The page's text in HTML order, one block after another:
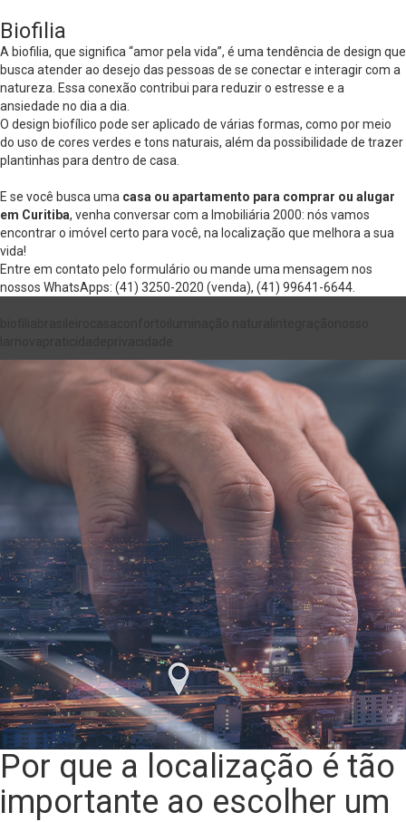
Biofilia
A biofilia, que significa “amor pela vida”, é uma tendência de design que
busca atender ao desejo das pessoas de se conectar e interagir com a
natureza. Essa conexão contribui para reduzir o estresse e a
ansiedade no dia a dia.
O design biofílico pode ser aplicado de várias formas, como por meio
do uso de cores verdes e tons naturais, além da possibilidade de trazer
plantinhas para dentro de casa.
E se você busca uma casa ou apartamento para comprar ou alugar
em Curitiba, venha conversar com a Imobiliária 2000: nós vamos
encontrar o imóvel certo para você, na localização que melhora a sua
vida!
Entre em contato pelo formulário ou mande uma mensagem nos
nossos WhatsApps: (41) 3250-2020 (venda), (41) 99641-6644
Por que a localização é tão
importante ao escolher um